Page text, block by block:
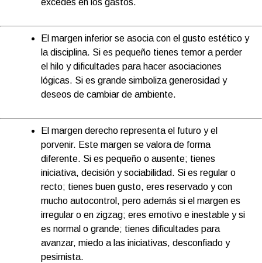
excedes en los gastos.
El margen inferior se asocia con el gusto estético y
la disciplina. Si es pequeño tienes temor a perder
el hilo y dificultades para hacer asociaciones
lógicas. Si es grande simboliza generosidad y
deseos de cambiar de ambiente.
El margen derecho representa el futuro y el
porvenir. Este margen se valora de forma
diferente. Si es pequeño o ausente; tienes
iniciativa, decisión y sociabilidad. Si es regular o
recto; tienes buen gusto, eres reservado y con
mucho autocontrol, pero además si el margen es
irregular o en zigzag; eres emotivo e inestable y si
es normal o grande; tienes dificultades para
avanzar, miedo a las iniciativas, desconfiado y
pesimista.